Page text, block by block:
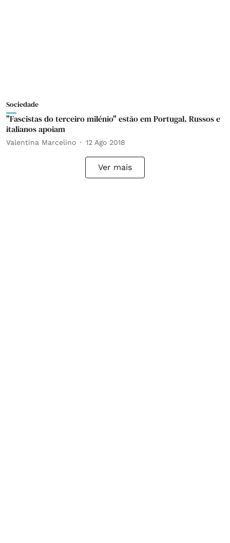
Sociedade
"Fascistas do terceiro milénio" estão em Portugal. Russos e
italianos apoiam
Valentina Marcelino 12 Ago 2018
Ver mais